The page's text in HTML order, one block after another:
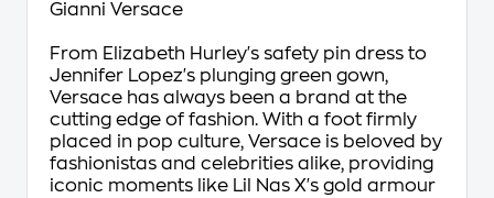
Gianni Versace
From Elizabeth Hurley's safety pin dress to
Jennifer Lopez's plunging green gown,
Versace has always been a brand at the
cutting edge of fashion. With a foot firmly
placed in pop culture, Versace is beloved by
fashionistas and celebrities alike, providing
iconic moments like Lil Nas X's gold armour